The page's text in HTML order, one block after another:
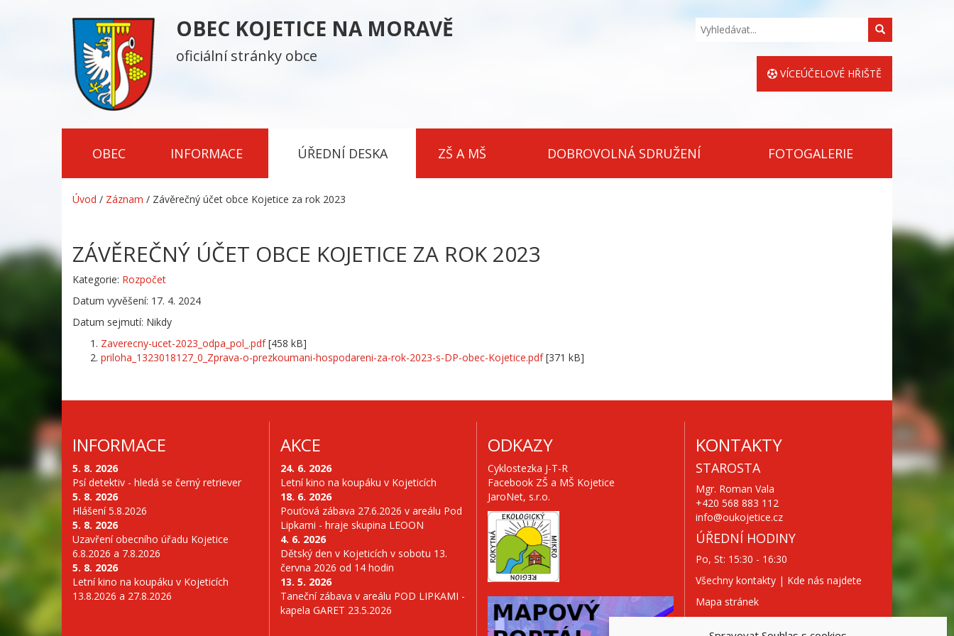
OBEC KOJETICE NA MORAVĚ
oficiální stránky obce
Hledat
VÍCEÚČELOVÉ HŘIŠTĚ
OBEC INFORMACE ÚŘEDNÍ DESKA ZŠ A MŠ DOBROVOLNÁ SDRUŽENÍ FOTOGALERIE
Úvod / Záznam / Závěrečný účet obce Kojetice za rok 2023
ZÁVĚREČNÝ ÚČET OBCE KOJETICE ZA ROK 2023
Kategorie: Rozpočet
Datum vyvěšení: 17. 4. 2024
Datum sejmutí: Nikdy
Zaverecny-ucet-2023_odpa_pol_.pdf[458 kB]
priloha_1323018127_0_Zprava-o-prezkoumani-hospodareni-za-rok-2023-s-DP-obec-Kojetice.pdf[371 kB]
INFORMACE
5. 8. 2026
Psí detektiv - hledá se černý retriever
5. 8. 2026
Hlášení 5.8.2026
5. 8. 2026
Uzavření obecního úřadu Kojetice
6.8.2026 a 7.8.2026
5. 8. 2026
Letní kino na koupáku v Kojeticích
13.8.2026 a 27.8.2026
AKCE
24. 6. 2026
Letní kino na koupáku v Kojeticích
18. 6. 2026
Pouťová zábava 27.6.2026 v areálu Pod
Lipkami - hraje skupina LEOON
4. 6. 2026
Dětský den v Kojeticích v sobotu 13.
června 2026 od 14 hodin
13. 5. 2026
Taneční zábava v areálu POD LIPKAMI -
kapela GARET 23.5.2026
ODKAZY
Cyklostezka J-T-R
Facebook ZŠ a MŠ Kojetice
JaroNet, s.r.o.
KONTAKTY
STAROSTA
Mgr. Roman Vala
+420 568 883 112
info@oukojetice.cz
ÚŘEDNÍ HODINY
Po, St: 15:30 - 16:30
Všechny kontakty | Kde nás najdete
Mapa stránek